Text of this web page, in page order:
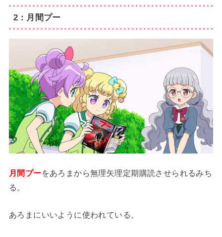
2：月間プー
月間プーをあろまから無理矢理定期購読させられるみち
る。
あろまにいいように使われている。